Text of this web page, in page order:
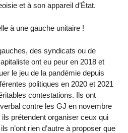
et à son appareil d’État.
à une gauche unitaire !
des syndicats ou de
ont eu peur en 2018 et
le jeu de la pandémie depuis
politiques en 2020 et 2021
contestations. Ils ont
contre les GJ en novembre
prétendent organiser ceux qui
n’ont rien d’autre à proposer que